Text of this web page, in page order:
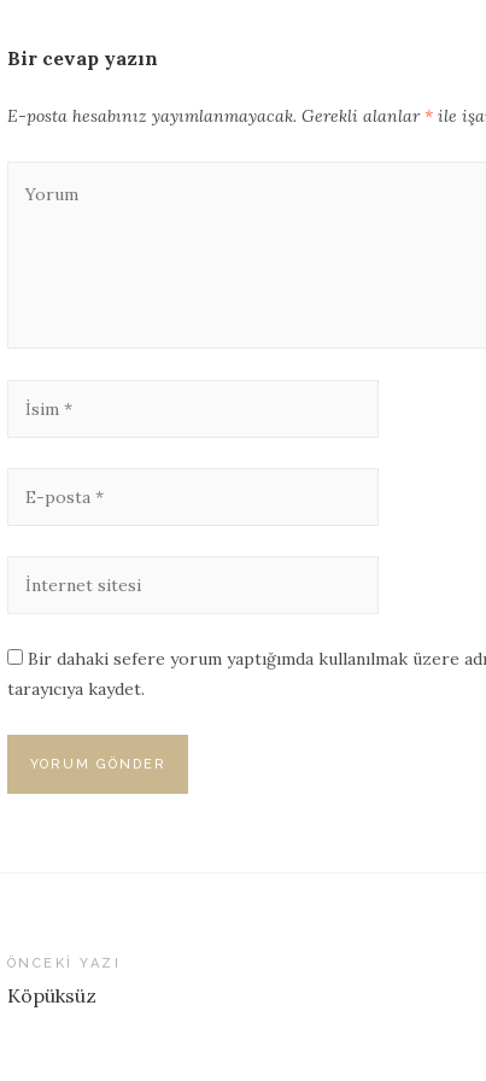
Bir cevap yazın
E-posta hesabınız yayımlanmayacak. Gerekli alanlar*ile
Bir dahaki sefere yorum yaptığımda kullanılmak üzere
tarayıcıya kaydet.
Yazı
ÖNCEKI YAZI
Köpüksüz